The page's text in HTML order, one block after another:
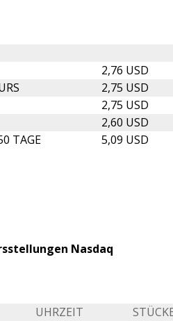
2,76 USD
2,75 USD
2,75 USD
2,60 USD
TAGE
5,09 USD
Nasdaq
UHRZEIT